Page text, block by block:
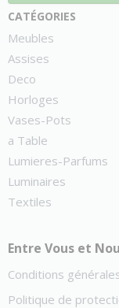
catégories
Meubles
Assises
Deco
Horloges
Vases-Pots
a Table
Lumieres-Parfums
Luminaires
Textiles
Entre Vous et
Conditions
Politique de